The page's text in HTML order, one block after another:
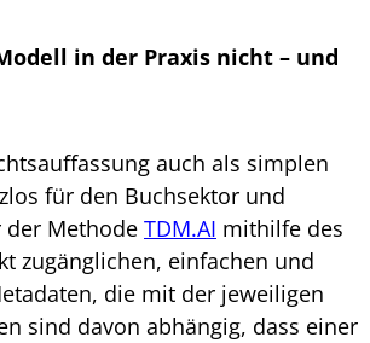
in der Praxis nicht – und
auch als simplen
für den Buchsektor und
der Methode TDM.AI mithilfe des
zugänglichen, einfachen und
die mit der jeweiligen
sind davon abhängig, dass einer